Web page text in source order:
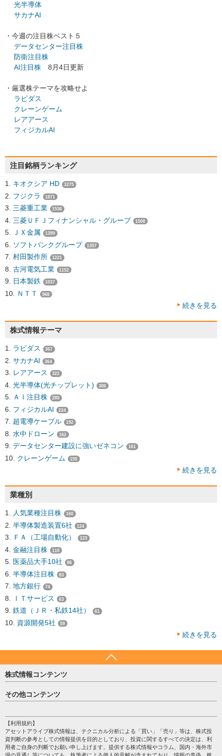
光半導体
サカナAI
・今週の注目株ベスト５
データセンター注目株
防衛注目株
AI注目株 8月4日更新
・厳選株テーマを攻略せよ
ラピダス
クレーンゲーム
レアアース
フィジカルAI
注目銘柄ランキング
キオクシア HD 3275
フジクラ 1871
三菱重工業 1536
三菱ＵＦＪフィナンシャル・グループ 1508
ＪＸ金属 1399
ソフトバンクグループ 1357
村田製作所 1221
古河電気工業 1152
日本製鉄 1037
ＮＴＴ 968
続きを見る
株式情報テーマ
ラピダス 367
サカナAI 364
レアアース 322
光半導体(光チップレット) 306
ＡＩ注目株 285
フィジカルAI 224
超電導ケーブル 192
水中ドローン 162
データセンター建設に強いゼネコン 161
クレーンゲーム 155
続きを見る
業種別
人気業種注目株 160
半導体製造装置6社 124
ＦＡ（工場自動化） 123
金融注目株 110
医薬品大手10社 86
半導体注目株 83
地方銀行 74
ＩＴサービス 63
鉄道（ＪＲ・私鉄14社） 61
資源開発5社 59
続きを見る
株式情報コンテンツ
日経平均
売買シグナル
株テーマ情報
海外市況
投資カレンダー
その他コンテンツ
個人情報保護方針
プライバシーポリシー
会社案内
【利用規約】
アセットアライブ株式情報は、テクニカル分析による「買い」「売り」等は、株式投
資判断の参考としての情報提供を目的としており、投資に関するすべての決定は、利
用者ご自身の判断でお願い申し上げます。提供する株式情報やコラム、国内・海外市